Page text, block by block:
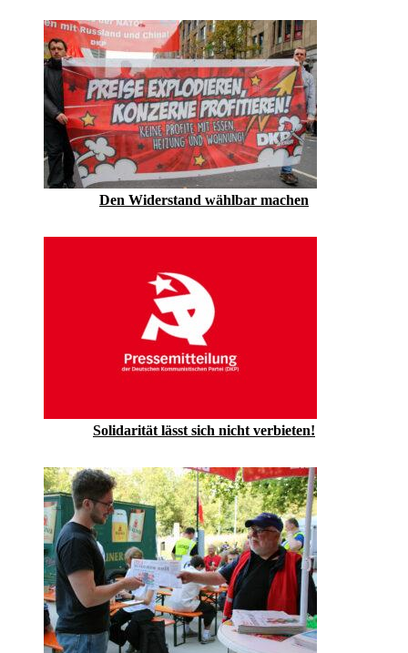
Den Widerstand wählbar machen
Solidarität lässt sich nicht verbieten!